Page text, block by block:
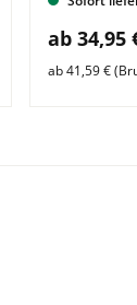
ab 34,95
ab 41,59 €